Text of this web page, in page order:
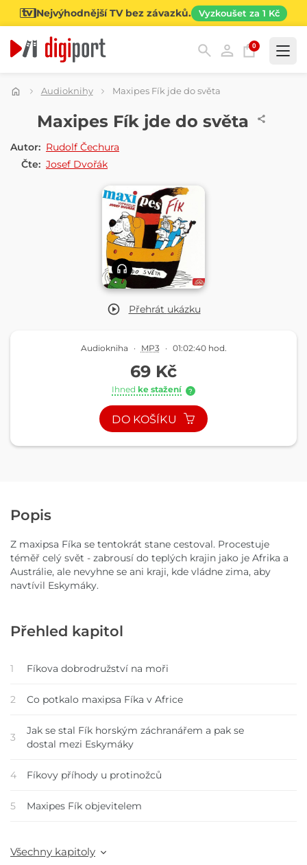
Nejvýhodnější TV bez závazků. Vyzkoušet za 1 Kč
0
Kategorie
Audioknihy Maxipes Fík jde do světa
Přehrát ukázku
AUDIOKNIHAMaxipes Fík jde do světa
Autor: Rudolf Čechura
Čte: Josef Dvořák
Audiokniha · MP3 · 01:02:40 hod.
69 Kč
Ihned ke stažení ?
DO KOŠÍKU
Popis
Z maxipsa Fíka se tentokrát stane cestoval. Procestuje
téměř celý svět - zabrousí do teplých krajin jako je Afrika a
Austrálie, ale nevyhne se ani kraji, kde vládne zima, aby
navtívil Eskymáky.
Přehled kapitol
1 Fíkova dobrodružství na moři
2 Co potkalo maxipsa Fíka v Africe
3
Jak se stal Fík horským záchranářem a pak se
dostal mezi Eskymáky
4 Fíkovy příhody u protinožců
5 Maxipes Fík objevitelem
Všechny kapitoly